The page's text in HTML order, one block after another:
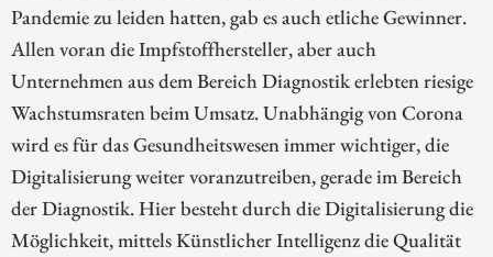
Pandemie zu leiden hatten, gab es auch etliche Gewinner.
Allen voran die Impfstoffhersteller, aber auch
Unternehmen aus dem Bereich Diagnostik erlebten riesige
Wachstumsraten beim Umsatz. Unabhängig von Corona
wird es für das Gesundheitswesen immer wichtiger, die
Digitalisierung weiter voranzutreiben, gerade im Bereich
der Diagnostik. Hier besteht durch die Digitalisierung die
Möglichkeit, mittels Künstlicher Intelligenz die Qualität